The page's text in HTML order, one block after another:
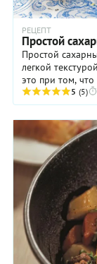
РЕЦЕПТ
Простой
Простой
легкой
это при том,
либо
5 (5)